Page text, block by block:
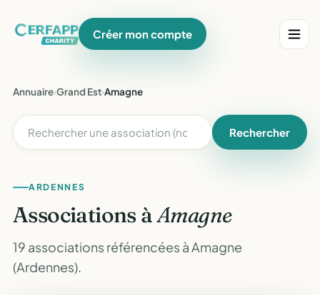
Créer mon compte
Annuaire›Grand Est›Amagne
Rechercher
ARDENNES
Associations àAmagne
19 associations référencées à Amagne
(Ardennes).